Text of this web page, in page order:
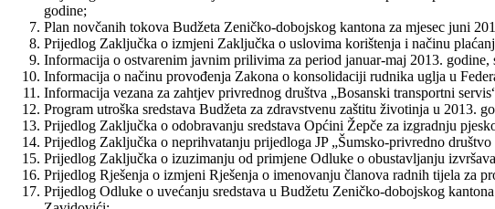
godine;
Plan novčanih tokova Budžeta Zeničko-dobojskog kantona za mjesec juni
Prijedlog Zaključka o izmjeni Zaključka o uslovima korištenja i načinu
Informacija o ostvarenim javnim prilivima za period januar-maj 2013.
Informacija o načinu provođenja Zakona o konsolidaciji rudnika uglja u
Informacija vezana za zahtjev privrednog društva „Bosanski transportni
Program utroška sredstava Budžeta za zdravstvenu zaštitu životinja u 2013.
Prijedlog Zaključka o odobravanju sredstava Općini Žepče za izgradnju
Prijedlog Zaključka o neprihvatanju prijedloga JP „Šumsko-privredno
Prijedlog Zaključka o izuzimanju od primjene Odluke o obustavljanju
Prijedlog Rješenja o izmjeni Rješenja o imenovanju članova radnih tijela za
Prijedlog Odluke o uvećanju sredstava u Budžetu Zeničko-dobojskog